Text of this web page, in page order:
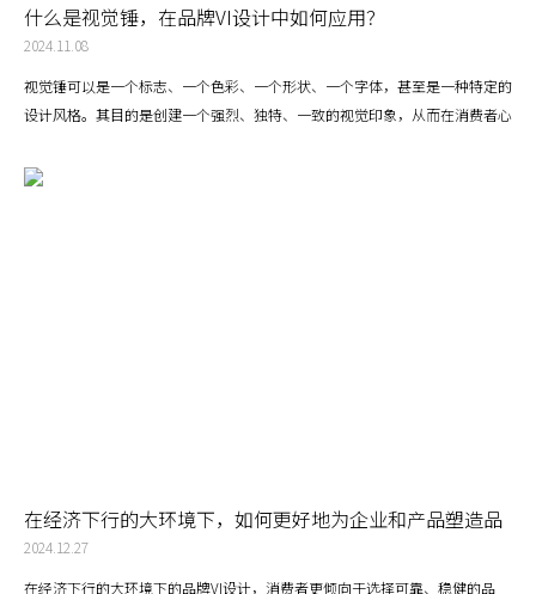
什么是视觉锤，在品牌VI设计中如何应用？
2024.11.08
视觉锤可以是一个标志、一个色彩、一个形状、一个字体，甚至是一种特定的
设计风格。其目的是创建一个强烈、独特、一致的视觉印象，从而在消费者心
在经济下行的大环境下，如何更好地为企业和产品塑造品
牌形象？
2024.12.27
在经济下行的大环境下的品牌VI设计，消费者更倾向于选择可靠、稳健的品